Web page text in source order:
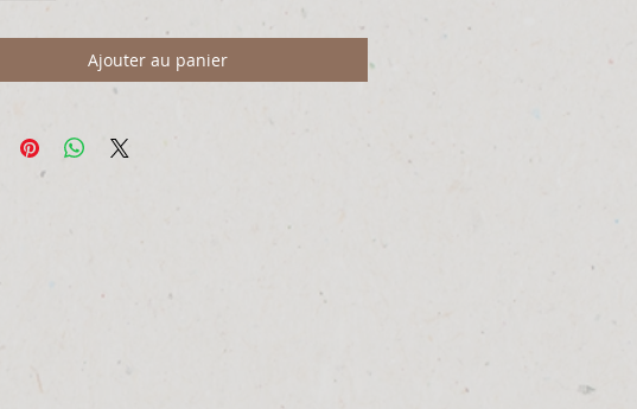
Ajouter au panier